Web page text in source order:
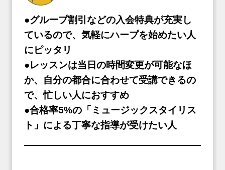
●グループ割引などの入会特典が充実し
ているので、気軽にハープを始めたい人
にピッタリ
●レッスンは当日の時間変更が可能なほ
か、自分の都合に合わせて受講できるの
で、忙しい人におすすめ
●合格率5%の「ミュージックスタイリス
ト」による丁寧な指導が受けたい人